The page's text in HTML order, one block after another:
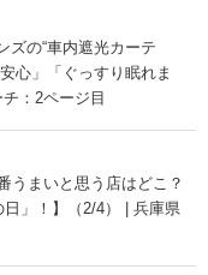
ズの“車内遮光カーテ
心」「ぐっすり眠れま
：2ページ目
まいと思う店はどこ？
日」！】（2/4） | 兵庫県